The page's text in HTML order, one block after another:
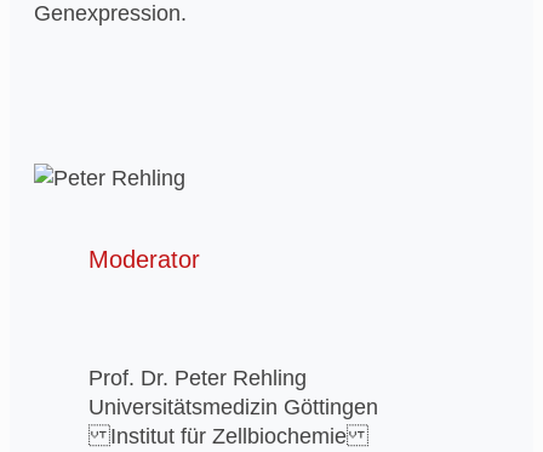
Genexpression.
Moderator
Prof. Dr. Peter Rehling
Universitätsmedizin Göttingen
Institut für Zellbiochemie